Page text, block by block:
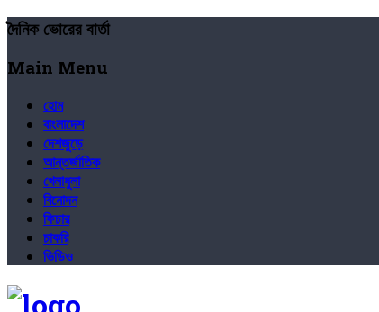
দৈনিক ভোরের বার্তা
Main Menu
হোম
বাংলাদেশ
দেশজুড়ে
আন্তর্জাতিক
খেলাধুলা
বিনোদন
ফিচার
চাকরি
ভিডিও